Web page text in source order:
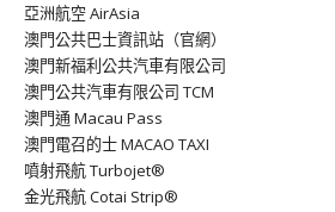
亞洲航空 AirAsia
澳門公共巴士資訊站（官網）
澳門新福利公共汽車有限公司
澳門公共汽車有限公司 TCM
澳門通 Macau Pass
澳門電召的士 MACAO TAXI
噴射飛航 Turbojet®
金光飛航 Cotai Strip®